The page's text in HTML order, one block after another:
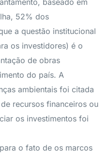
baseado em
52% dos
a questão institucional
os investidores) é o
de obras
do país. A
ambientais foi citada
recursos financeiros ou
os investimentos foi
o fato de os marcos